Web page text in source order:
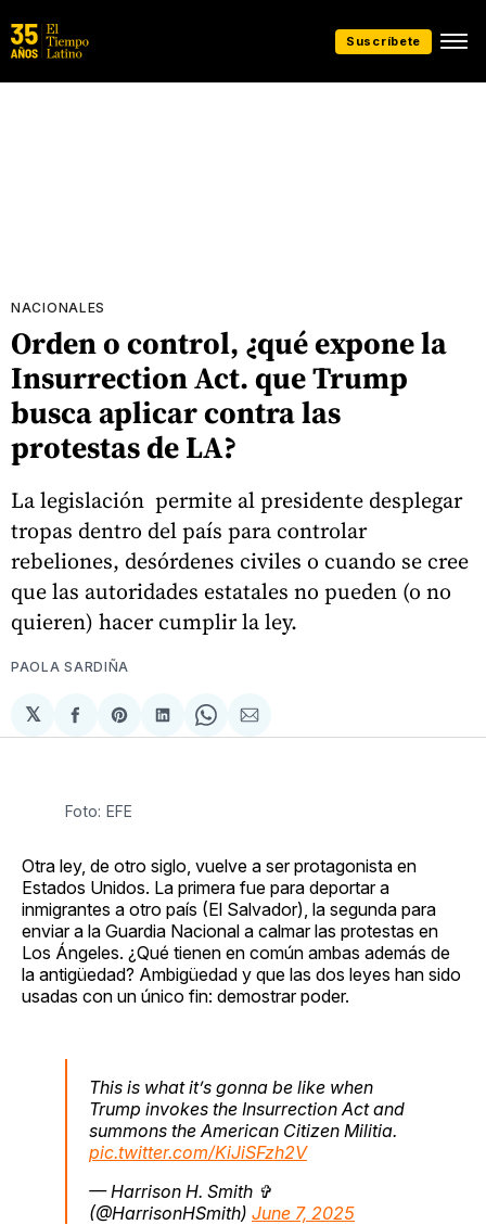
Suscríbete
NACIONALES
Orden o control, ¿qué expone la
Insurrection Act. que Trump
busca aplicar contra las
protestas de LA?
La legislación permite al presidente desplegar
tropas dentro del país para controlar
rebeliones, desórdenes civiles o cuando se cree
que las autoridades estatales no pueden (o no
quieren) hacer cumplir la ley.
PAOLA SARDIÑA
𝕏
Compartir
en
Share
on
Compartir
en
Share
on
Compartir
via
Foto: EFE
Otra ley, de otro siglo, vuelve a ser protagonista en
Estados Unidos. La primera fue para deportar a
inmigrantes a otro país (El Salvador), la segunda para
enviar a la Guardia Nacional a calmar las protestas en
Los Ángeles. ¿Qué tienen en común ambas además de
la antigüedad? Ambigüedad y que las dos leyes han sido
usadas con un único fin: demostrar poder.
This is what it’s gonna be like when
Trump invokes the Insurrection Act and
summons the American Citizen Militia.
pic.twitter.com/KiJiSFzh2V
— Harrison H. Smith ✞
(@HarrisonHSmith) June 7, 2025